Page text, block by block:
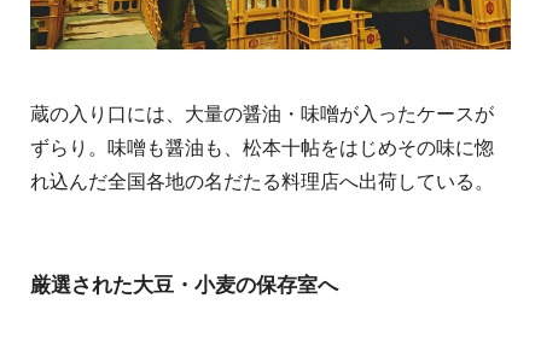
蔵の入り口には、大量の醤油・味噌が入ったケースが
ずらり。味噌も醤油も、松本十帖をはじめその味に惚
れ込んだ全国各地の名だたる料理店へ出荷している。
厳選された大豆・小麦の保存室へ